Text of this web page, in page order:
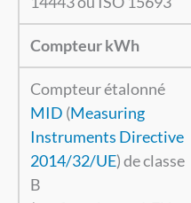
Compteur kWh
Compteur étalonné
MID (Measuring
Instruments Directive
2014/32/UE) de classe
B